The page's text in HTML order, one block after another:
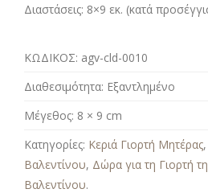
Διαστάσεις: 8×9 εκ. (κατά
ΚΩΔΙΚΟΣ: agv-cld-0010
Διαθεσιμότητα: Εξαντλημένο
Μέγεθος: 8 × 9 cm
Κατηγορίες: Κεριά Γιορτή Μητέρας,
Βαλεντίνου, Δώρα για τη Γιορτή
Βαλεντίνου.